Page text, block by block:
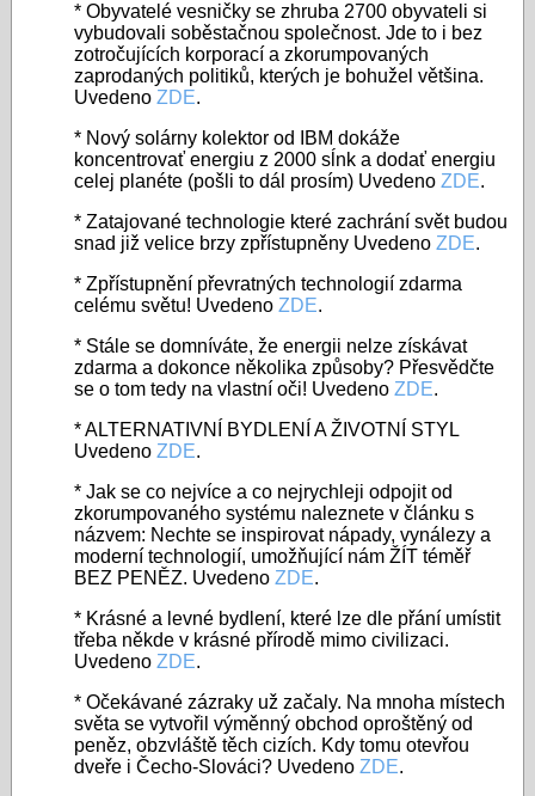
* Obyvatelé vesničky se zhruba 2700 obyvateli si
vybudovali soběstačnou společnost. Jde to i bez
zotročujících korporací a zkorumpovaných
zaprodaných politiků, kterých je bohužel většina.
Uvedeno ZDE.
* Nový solárny kolektor od IBM dokáže
koncentrovať energiu z 2000 sĺnk a dodať energiu
celej planéte (pošli to dál prosím) Uvedeno ZDE.
* Zatajované technologie které zachrání svět budou
snad již velice brzy zpřístupněny Uvedeno ZDE.
* Zpřístupnění převratných technologií zdarma
celému světu! Uvedeno ZDE.
* Stále se domníváte, že energii nelze získávat
zdarma a dokonce několika způsoby? Přesvědčte
se o tom tedy na vlastní oči! Uvedeno ZDE.
* ALTERNATIVNÍ BYDLENÍ A ŽIVOTNÍ STYL
Uvedeno ZDE.
* Jak se co nejvíce a co nejrychleji odpojit od
zkorumpovaného systému naleznete v článku s
názvem: Nechte se inspirovat nápady, vynálezy a
moderní technologií, umožňující nám ŽÍT téměř
BEZ PENĚZ. Uvedeno ZDE.
* Krásné a levné bydlení, které lze dle přání umístit
třeba někde v krásné přírodě mimo civilizaci.
Uvedeno ZDE.
* Očekávané zázraky už začaly. Na mnoha místech
světa se vytvořil výměnný obchod oproštěný od
peněz, obzvláště těch cizích. Kdy tomu otevřou
dveře i Čecho-Slováci? Uvedeno ZDE.